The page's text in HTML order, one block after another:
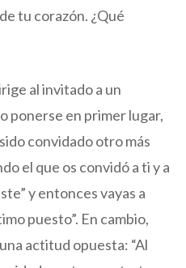
tu corazón. ¿Qué
al invitado a un
ponerse en primer lugar,
convidado otro más
el que os convidó a ti y a
y entonces vayas a
puesto”. En cambio,
actitud opuesta: “Al